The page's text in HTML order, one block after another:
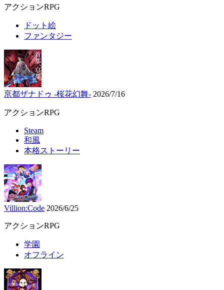
アクションRPG
ドット絵
ファンタジー
亰都ザナドゥ -桜花幻舞- 2026/7/16
アクションRPG
Steam
和風
本格ストーリー
Villion:Code 2026/6/25
アクションRPG
学園
オフライン